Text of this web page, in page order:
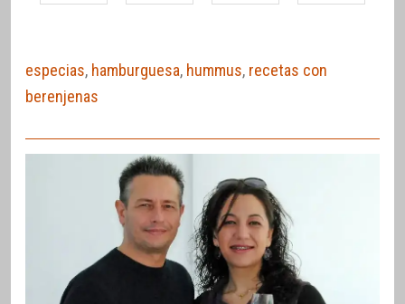
especias, hamburguesa, hummus, recetas con
berenjenas